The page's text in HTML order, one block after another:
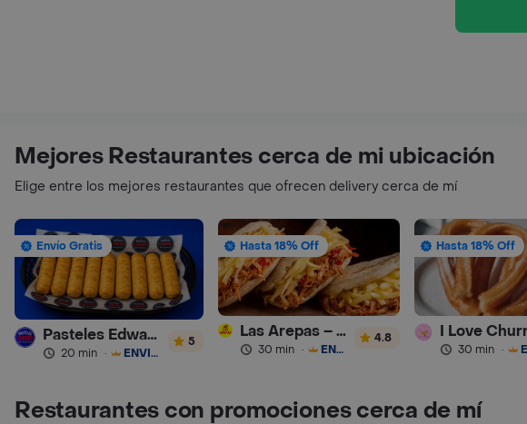
Mejores Restaurantes cerca de mi ubicación
Elige entre los mejores restaurantes que ofrecen delivery cerca de mí
Envío Gratis
Pasteles Edward
20 min · ENVÍO GRATIS
5
Hasta 18% Off
Las Arepas – Arepas Rellenas
30 min · ENVÍO GRATIS
4.8
Hasta 18% Off
30 min ·
Restaurantes con promociones cerca de mí